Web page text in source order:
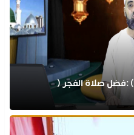
برنامج بينات من الهدى (الحلقة 37) :فضل صلاة الفجر (